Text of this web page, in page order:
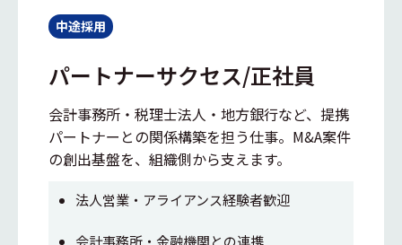
中途採用
パートナーサクセス/正社員
会計事務所・税理士法人・地方銀行など、提携
パートナーとの関係構築を担う仕事。M&A案件
の創出基盤を、組織側から支えます。
法人営業・アライアンス経験者歓迎
会計事務所・金融機関との連携